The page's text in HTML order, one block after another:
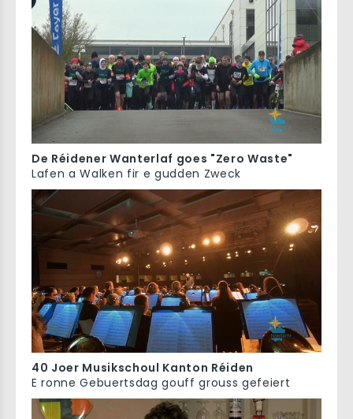
De Réidener Wanterlaf goes "Zero Waste"
Lafen a Walken fir e gudden Zweck
40 Joer Musikschoul Kanton Réiden
E ronne Gebuertsdag gouff grouss gefeiert